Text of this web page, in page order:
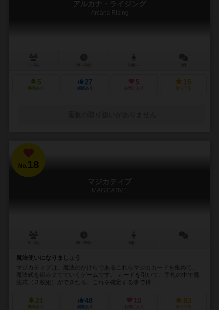
アルカナ・ライジング
Arcana Rising
5
興味あり
27
経験あり
5
お気に入り
15
持ってる
No.18
マジカティブ
MAGICATIVE
魔法使いになりましょう
マジカティブは、魔法のかけらであるこれらマジカカードを集めて、
魔法式を組み立てていくゲームです。 カードを引いて、手札の中で魔
法式（３枚組）ができたら、これを確定する事で得...
21
興味あり
48
経験あり
10
お気に入り
83
持ってる